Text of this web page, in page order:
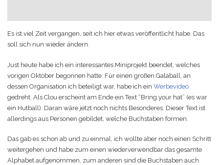
Es ist viel Zeit vergangen, seit ich hier etwas veröffentlicht habe. Das
soll sich nun wieder ändern.
Just heute habe ich ein interessantes Miniprojekt beendet, welches
vorigen Oktober begonnen hatte. Für einen großen Galaball, an
dessen Organisation ich beteiligt war, habe ich ein Werbevideo
gedreht. Als Clou erscheint am Ende ein Text “Bring your hat” (es war
ein Hutball). Daran wäre jetzt noch nichts Besonderes. Dieser Text ist
allerdings aus Personen gebildet, welche Buchstaben formen.
Das gab es schon ab und zu einmal, ich wollte aber noch einen Schritt
weitergehen und habe zum einen wiederverwendbar das gesamte
Alphabet aufgenommen, zum anderen sind die Buchstaben auch